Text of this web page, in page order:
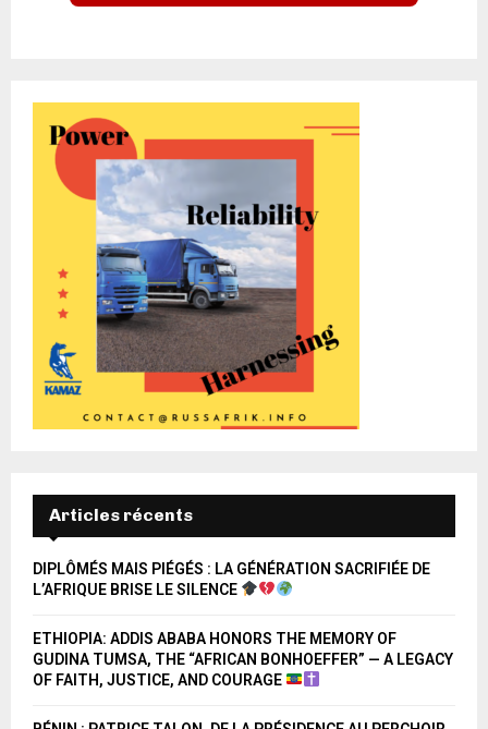
Articles récents
DIPLÔMÉS MAIS PIÉGÉS : LA GÉNÉRATION SACRIFIÉE DE
L’AFRIQUE BRISE LE SILENCE
ETHIOPIA: ADDIS ABABA HONORS THE MEMORY OF
GUDINA TUMSA, THE “AFRICAN BONHOEFFER” — A LEGACY
OF FAITH, JUSTICE, AND COURAGE